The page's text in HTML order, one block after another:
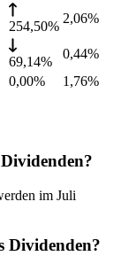
254,50%
2,06%
69,14%
0,44%
0,00% 1,76%
im Juli
Dividenden?